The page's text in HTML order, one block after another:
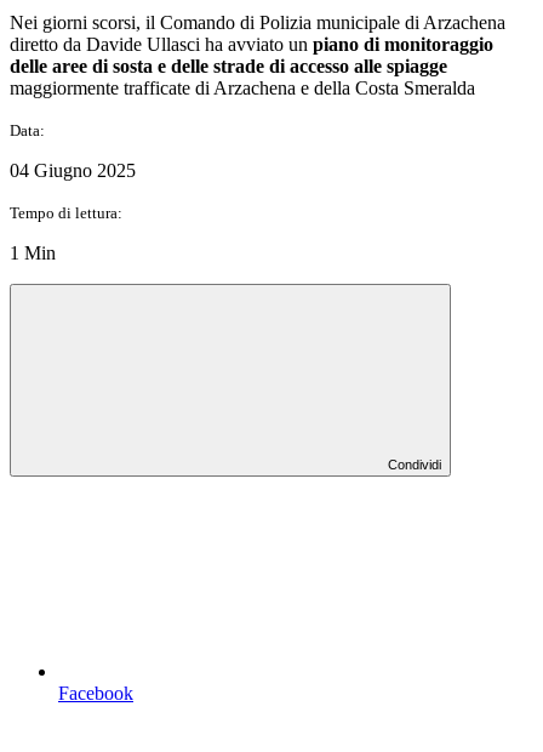
Nei giorni scorsi, il Comando di Polizia municipale di Arzachena
diretto da Davide Ullasci ha avviato un piano di monitoraggio
delle aree di sosta e delle strade di accesso alle spiagge
maggiormente trafficate di Arzachena e della Costa Smeralda
Data:
04 Giugno 2025
Tempo di lettura:
1 Min
Condividi
Facebook